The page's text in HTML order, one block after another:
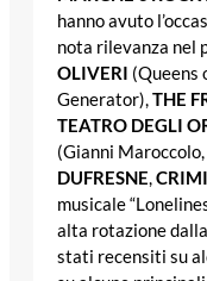
hanno avuto
nota rilevanza nel
OLIVERI (Queens
Generator),THE
TEATRO DEGLI
(Gianni
DUFRESNE,
musicale
alta rotazione dalla
stati recensiti su